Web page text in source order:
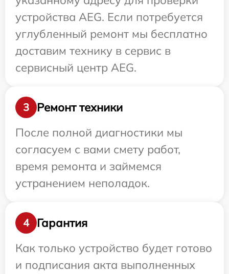
устройства AEG. Если потребуется
углубленный ремонт мы бесплатно
доставим технику в сервис в
сервисный центр AEG.
3
Ремонт техники
После полной диагностики мы
согласуем с вами смету работ,
время ремонта и займемся
устранением неполадок.
4
Гарантия
Как только устройство будет готово
и подписания акта выполненных